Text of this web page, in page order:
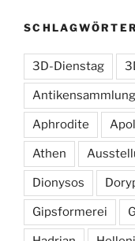
SCHLAGWÖRTER
3D-Dienstag
Antikensammlung
Aphrodite
Athen
Dionysos
Gipsformerei